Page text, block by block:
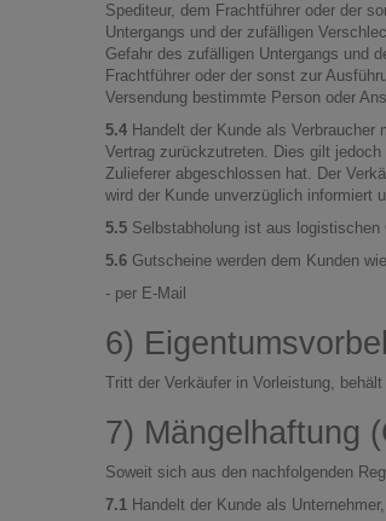
Spediteur, dem Frachtführer oder der
Untergangs und der zufälligen
Gefahr des zufälligen Untergangs und
Frachtführer oder der sonst zur
Versendung bestimmte Person oder
5.4 Handelt der Kunde als
Vertrag zurückzutreten. Dies gilt
Zulieferer abgeschlossen hat. Der
wird der Kunde unverzüglich informiert
5.5 Selbstabholung ist aus logistischen
5.6 Gutscheine werden dem Kunden
- per E-Mail
6)
Tritt der Verkäufer in Vorleistung,
7) Mängelhaftung
Soweit sich aus den nachfolgenden
7.1 Handelt der Kunde als Unternehmer,